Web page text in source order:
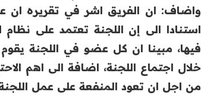
واضاف: ان الفريق اشر في تقريره ان
استنادا الى إن اللجنة تعتمد على
فيها، مبينا ان كل عضو في اللجنة
خلال اجتماع اللجنة، اضافة الى اهم
من اجل ان تعود المنفعة على عمل